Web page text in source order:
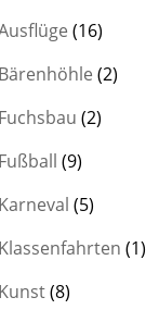
(16)
Bärenhöhle (2)
Fuchsbau (2)
Fußball (9)
Karneval (5)
Klassenfahrten (1)
Kunst(8)